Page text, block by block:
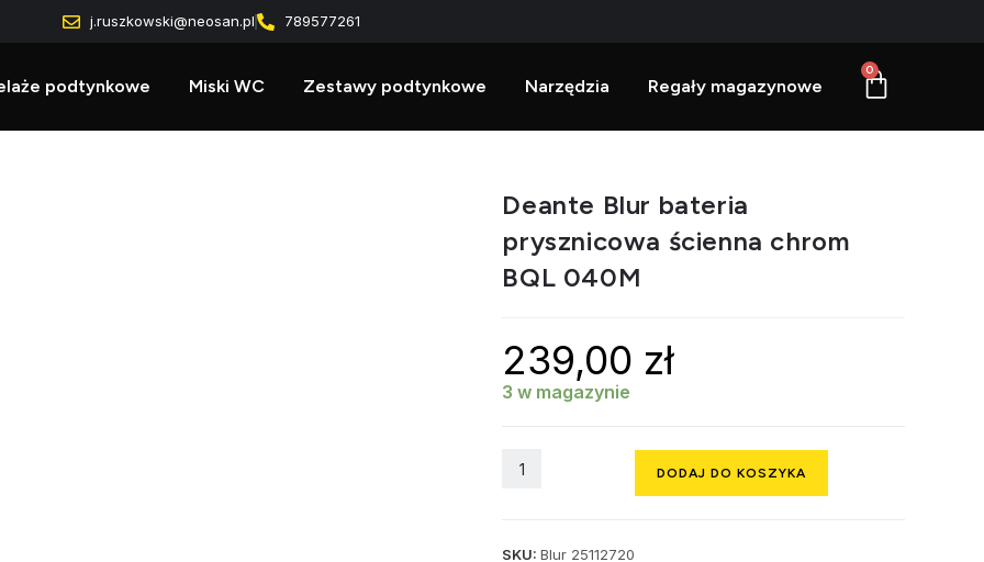
j.ruszkowski@neosan.pl 789577261
podtynkowe Miski WC Zestawy podtynkowe Narzędzia Regały magazynowe
0
Deante Blur bateria
prysznicowa ścienna chrom
BQL 040M
239,00 zł
3 w magazynie
DODAJ DO KOSZYKA
SKU:Blur 25112720